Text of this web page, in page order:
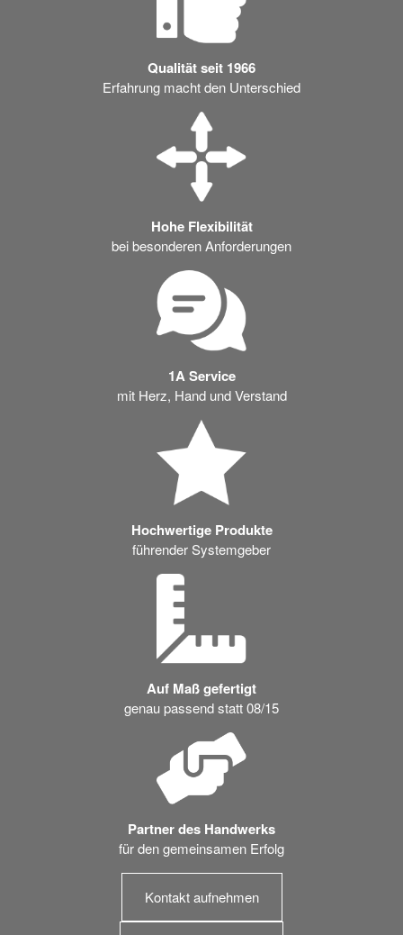
Qualität seit 1966
Erfahrung macht den Unterschied
Hohe Flexibilität
bei besonderen Anforderungen
1A Service
mit Herz, Hand und Verstand
Hochwertige Produkte
führender Systemgeber
Auf Maß gefertigt
genau passend statt 08/15
Partner des Handwerks
für den gemeinsamen Erfolg
Kontakt aufnehmen